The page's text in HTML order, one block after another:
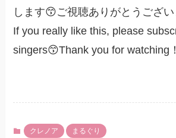
します😙ご視聴ありがとうござい
If you really like this, please
singers😙Thank you for watching！
クレノア まるぐり